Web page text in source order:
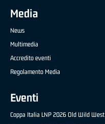
Media
News
Multimedia
Accredito eventi
Regolamento Media
Eventi
Coppa Italia LNP 2026 Old Wild West